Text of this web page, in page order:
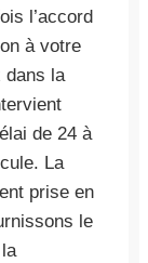
l’accord
à votre
dans la
de 24 à
La
prise en
le